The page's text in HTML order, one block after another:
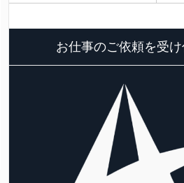
お仕事のご依頼を受